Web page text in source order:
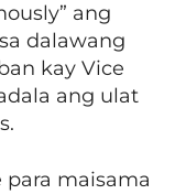
ang
dalawang
kay Vice
ang ulat
maisama